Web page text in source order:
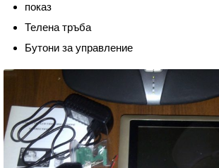
показ
Телена тръба
Бутони за управление